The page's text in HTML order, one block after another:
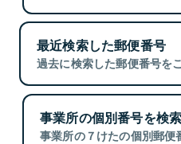
最近検索した郵便番号
過去に検索した郵便番号を
事業所の個別番号を検
事業所の７けたの個別郵便